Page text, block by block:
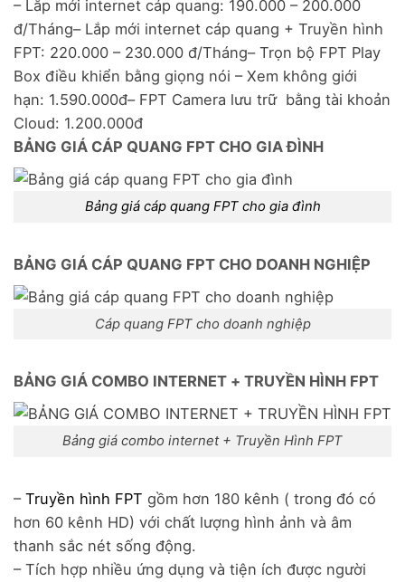
– Lắp mới internet cáp quang: 190.000 – 200.000
đ/Tháng– Lắp mới internet cáp quang + Truyền hình
FPT: 220.000 – 230.000 đ/Tháng– Trọn bộ FPT Play
Box điều khiển bằng giọng nói – Xem không giới
hạn: 1.590.000đ– FPT Camera lưu trữ bằng tài khoản
Cloud: 1.200.000đ
BẢNG GIÁ CÁP QUANG FPT CHO GIA ĐÌNH
Bảng giá cáp quang FPT cho gia đình
BẢNG GIÁ CÁP QUANG FPT CHO DOANH NGHIỆP
Cáp quang FPT cho doanh nghiệp
BẢNG GIÁ COMBO INTERNET + TRUYỀN HÌNH FPT
Bảng giá combo internet + Truyền Hình FPT
– Truyền hình FPT gồm hơn 180 kênh ( trong đó có
hơn 60 kênh HD) với chất lượng hình ảnh và âm
thanh sắc nét sống động.
– Tích hợp nhiều ứng dụng và tiện ích được người